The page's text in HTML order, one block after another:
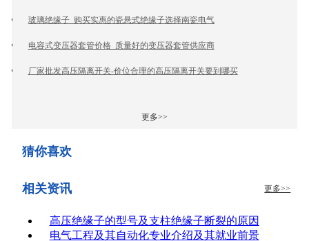
玻璃绝缘子_购买实惠的瓷悬式绝缘子选择南瓷电气
电容式变压器套管价格_质量好的变压器套管供应商
厂家批发高压隔离开关-价位合理的高压隔离开关要到哪买
更多>>
猜你喜欢
相关资讯 更多>>
高压绝缘子的型号及支柱绝缘子断裂的原因
电气工程及其自动化专业介绍及其就业前景